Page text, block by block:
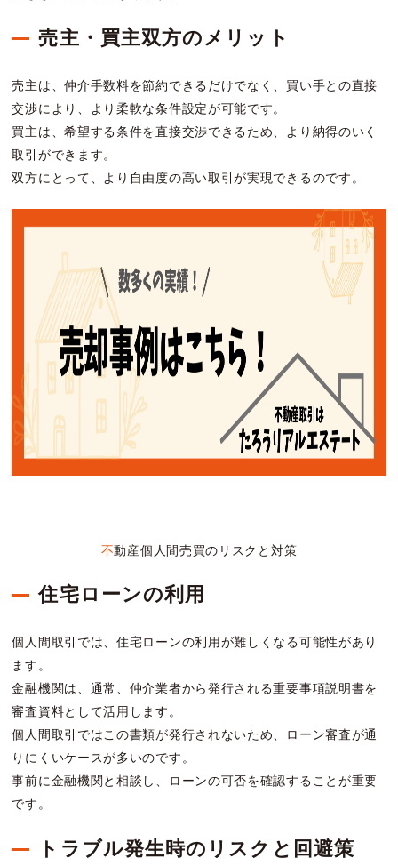
売主・買主双方のメリット
売主は、仲介手数料を節約できるだけでなく、買い手との直接
交渉により、より柔軟な条件設定が可能です。
買主は、希望する条件を直接交渉できるため、より納得のいく
取引ができます。
双方にとって、より自由度の高い取引が実現できるのです。
不動産個人間売買のリスクと対策
住宅ローンの利用
個人間取引では、住宅ローンの利用が難しくなる可能性があり
ます。
金融機関は、通常、仲介業者から発行される重要事項説明書を
審査資料として活用します。
個人間取引ではこの書類が発行されないため、ローン審査が通
りにくいケースが多いのです。
事前に金融機関と相談し、ローンの可否を確認することが重要
です。
トラブル発生時のリスクと回避策